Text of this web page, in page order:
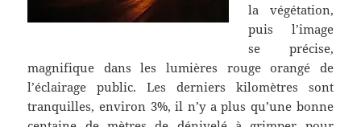
la végétation,
puis l’image
se précise,
magnifique dans les lumières rouge orangé de
l’éclairage public. Les derniers kilomètres sont
tranquilles, environ 3%, il n’y a plus qu’une bonne